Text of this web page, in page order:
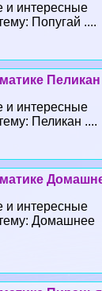
и интересные
Попугай ....
Пеликан
и интересные
Пеликан ....
и интересные
Домашнее